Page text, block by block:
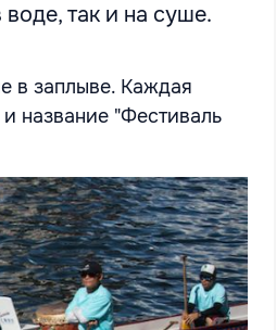
так и на суше.
в заплыве. Каждая
название "Фестиваль